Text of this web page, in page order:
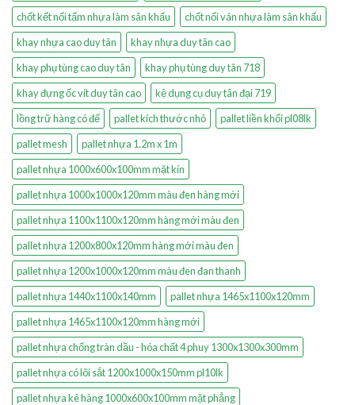
chốt kết nối tấm nhựa làm sân khấu
chốt nối ván nhựa làm sân khấu
khay nhựa cao duy tân
khay nhựa duy tân cao
khay phụ tùng cao duy tân
khay phụ tùng duy tân 718
khay đựng ốc vít duy tân cao
kệ dụng cụ duy tân đại 719
lồng trữ hàng có đế
pallet kích thước nhỏ
pallet liền khối pl08lk
pallet mesh
pallet nhựa 1.2m x 1m
pallet nhựa 1000x600x100mm mặt kín
pallet nhựa 1000x1000x120mm màu đen hàng mới
pallet nhựa 1100x1100x120mm hàng mới màu đen
pallet nhựa 1200x800x120mm hàng mới màu đen
pallet nhựa 1200x1000x120mm màu đen đan thanh
pallet nhựa 1440x1100x140mm
pallet nhựa 1465x1100x120mm
pallet nhựa 1465x1100x120mm hàng mới
pallet nhựa chống tràn dầu - hóa chất 4 phuy 1300x1300x300mm
pallet nhựa có lõi sắt 1200x1000x150mm pl10lk
pallet nhựa kê hàng 1000x600x100mm mặt phẳng